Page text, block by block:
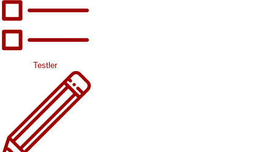
Testler